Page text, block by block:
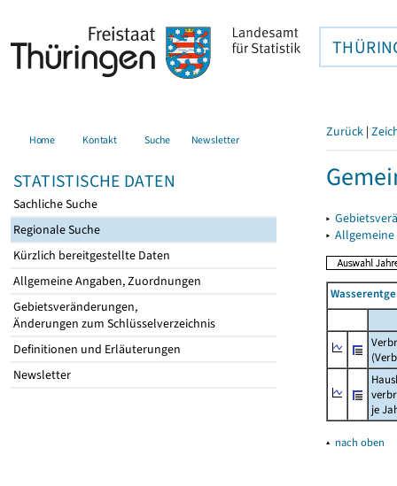
Home Kontakt Suche Newsletter
STATISTISCHE DATEN
Sachliche Suche
Regionale Suche
Kürzlich bereitgestellte Daten
Allgemeine Angaben, Zuordnungen
Gebietsveränderungen,
Änderungen zum Schlüsselverzeichnis
Definitionen und Erläuterungen
Newsletter
Zurück |
▸
▸
je
▴ nach oben